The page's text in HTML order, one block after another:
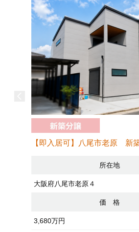
【即入居可】八尾市老原 新
所在地
大阪府八尾市老原４
価 格
3,680万円